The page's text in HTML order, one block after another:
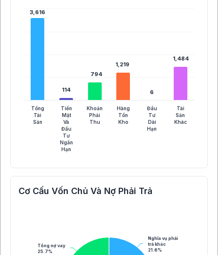
3,616
3,616
114
114
794
794
1,219
1,219
6
6
1,484
1,484
Tổng
Tài
Sản
Tiền
Mặt
Và
Đầu
Tư
Ngắn
Hạn
Khoản
Phải
Thu
Hàng
Tồn
Kho
Đầu
Tư
Dài
Hạn
Tài
Sản
Khác
Cơ Cấu Vốn Chủ Và Nợ Phải Trả
Nghĩa vụ phải
trả khác
21.6%
Tổng nợ vay
25.7%